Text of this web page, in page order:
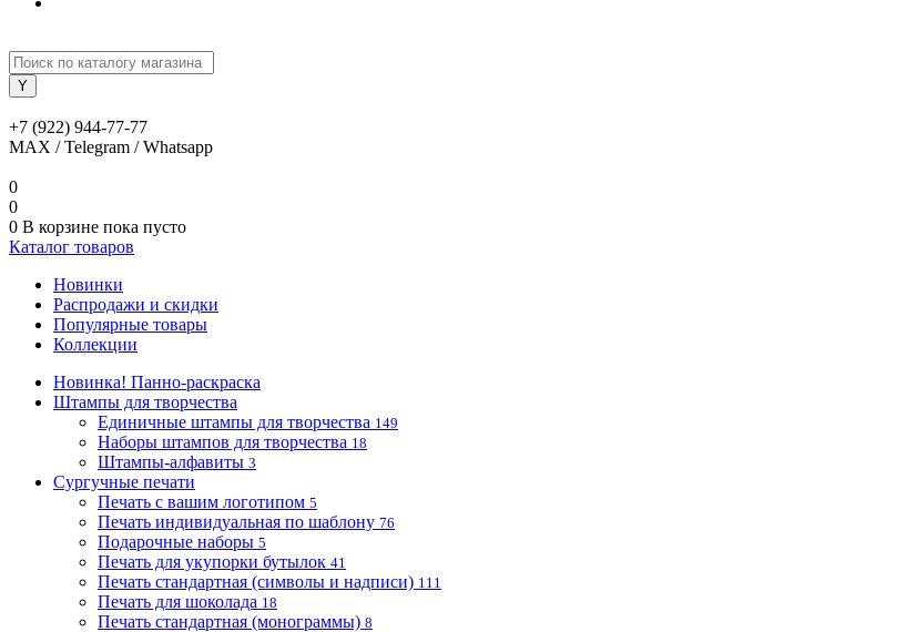
+7 (922) 944-77-77
MAX / Telegram / Whatsapp
0
0
0 В корзине пока пусто
Каталог товаров
Новинки
Распродажи и скидки
Популярные товары
Коллекции
Новинка! Панно-раскраска
Штампы для творчества
Единичные штампы для творчества 149
Наборы штампов для творчества 18
Штампы-алфавиты 3
Сургучные печати
Печать с вашим логотипом 5
Печать индивидуальная по шаблону 76
Подарочные наборы 5
Печать для укупорки бутылок 41
Печать стандартная (символы и надписи) 111
Печать для шоколада 18
Печать стандартная (монограммы) 8